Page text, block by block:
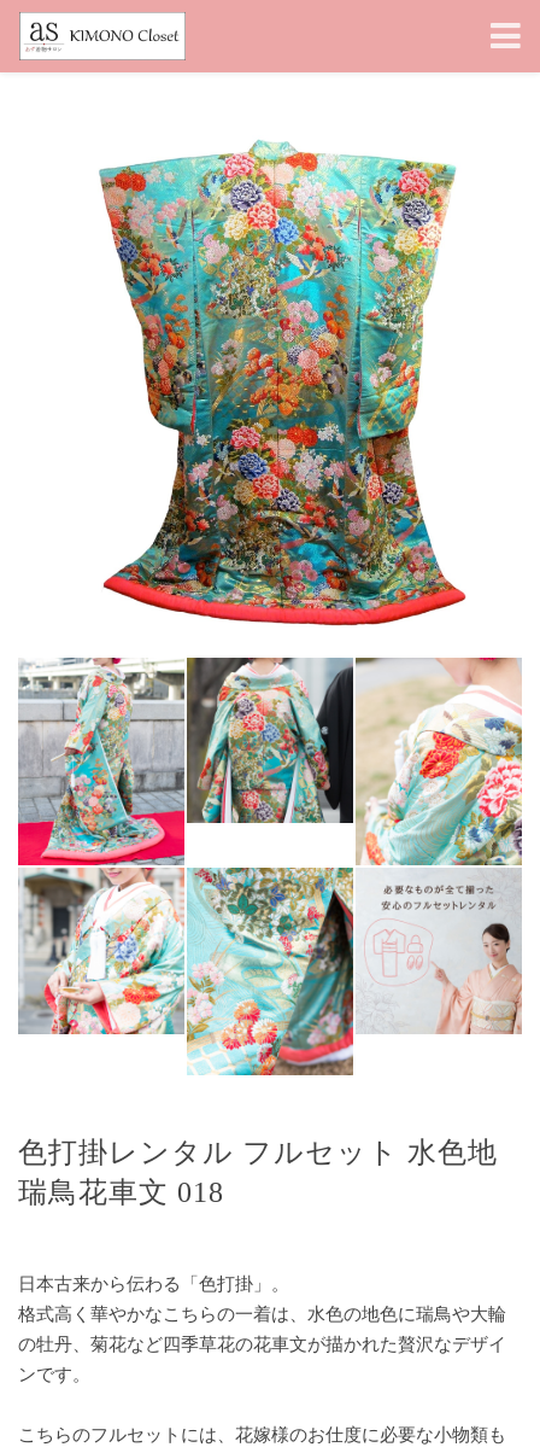
色打掛レンタル フルセット 水色地
瑞鳥花車文 018
日本古来から伝わる「色打掛」。
格式高く華やかなこちらの一着は、水色の地色に瑞鳥や大輪
の牡丹、菊花など四季草花の花車文が描かれた贅沢なデザイ
ンです。
こちらのフルセットには、花嫁様のお仕度に必要な小物類も